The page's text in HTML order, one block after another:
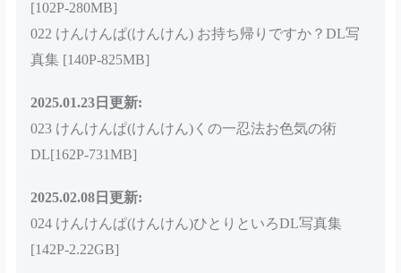
2024.07.09日更新:
019 けんけんぱ(けんけん) PINK×BLUE [101P-225MB]
020 けんけんぱ(けんけん) C104 honey DL写真集
[170P-371MB]
021 けんけんぱ(けんけん)【DL】チビニット写真集
022 けんけんぱ(けんけん) お持ち帰りですか？DL写
真集 [140P-825MB]